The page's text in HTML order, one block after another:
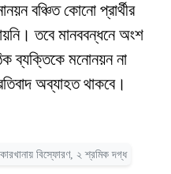
বঞ্চিত কোনো প্রার্থীর
তবে মানববন্ধনে অংশ
ব্যক্তিকে মনোনয়ন না
অব্যাহত থাকবে।
বিস্ফোরণ, ২ শ্রমিক দগ্ধ